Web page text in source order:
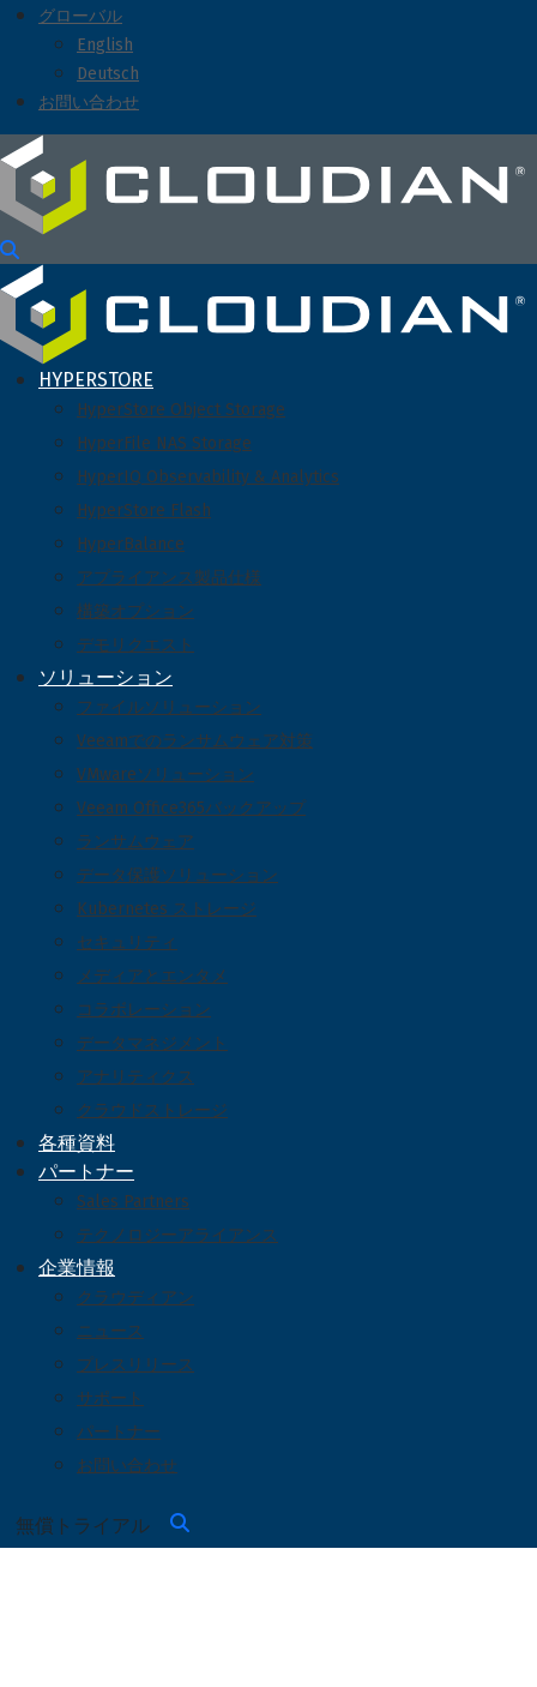
グローバル
English
Deutsch
お問い合わせ
HYPERSTORE
HyperStore Object Storage
HyperFile NAS Storage
HyperIQ Observability & Analytics
HyperStore Flash
HyperBalance
アプライアンス製品仕様
構築オプション
デモリクエスト
ソリューション
ファイルソリューション
Veeamでのランサムウェア対策
VMwareソリューション
Veeam Office365バックアップ
ランサムウェア
データ保護ソリューション
Kubernetes ストレージ
セキュリティ
メディアとエンタメ
コラボレーション
データマネジメント
アナリティクス
クラウドストレージ
各種資料
パートナー
Sales Partners
テクノロジーアライアンス
企業情報
クラウディアン
ニュース
プレスリリース
サポート
パートナー
お問い合わせ
無償トライアル